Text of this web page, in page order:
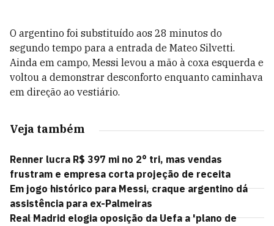
O argentino foi substituído aos 28 minutos do
segundo tempo para a entrada de Mateo Silvetti.
Ainda em campo, Messi levou a mão à coxa esquerda e
voltou a demonstrar desconforto enquanto caminhava
em direção ao vestiário.
Veja também
Renner lucra R$ 397 mi no 2° tri, mas vendas
frustram e empresa corta projeção de receita
Em jogo histórico para Messi, craque argentino dá
assistência para ex-Palmeiras
Real Madrid elogia oposição da Uefa a 'plano de